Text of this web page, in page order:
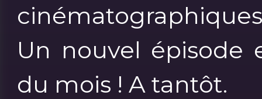
Un nouvel épisode
du mois ! A tantôt.